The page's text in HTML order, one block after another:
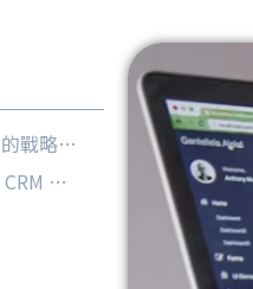
從「被動等待」到「主動攔截」的戰略轉移
打造自動化業務引擎：讓廣告與 CRM 協同作戰